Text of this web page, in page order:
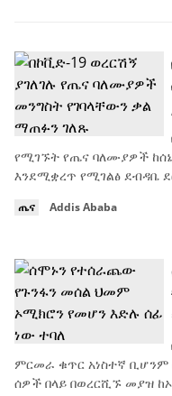
የሚገኙት የጤና ባለሙያዎች
እንደሚቋረጥ የሚገልፅ ደብዳቤ
ጤና Addis Ababa
ምርመራ ቁጥር አነስተኛ ቢሆንም
ሰዎች በላይ በወረርሺኙ መያዝ